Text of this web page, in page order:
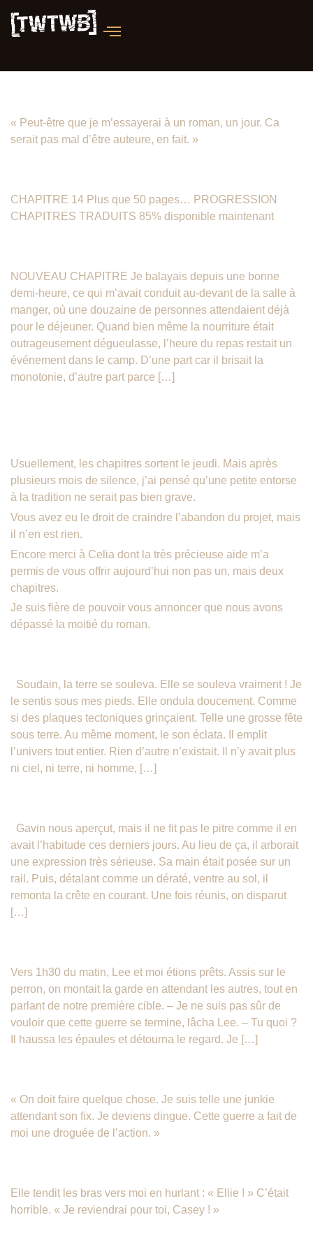
« Peut-être que je m’essayerai à un roman, un jour. Ca
serait pas mal d’être auteure, en fait. »
CHAPITRE 14 Plus que 50 pages… PROGRESSION
CHAPITRES TRADUITS 85% disponible maintenant
NOUVEAU CHAPITRE Je balayais depuis une bonne
demi-heure, ce qui m’avait conduit au-devant de la salle à
manger, où une douzaine de personnes attendaient déjà
pour le déjeuner. Quand bien même la nourriture était
outrageusement dégueulasse, l’heure du repas restait un
événement dans le camp. D’une part car il brisait la
monotonie, d’autre part parce […]
Usuellement, les chapitres sortent le jeudi. Mais après
plusieurs mois de silence, j’ai pensé qu’une petite entorse
à la tradition ne serait pas bien grave.
Vous avez eu le droit de craindre l’abandon du projet, mais
il n’en est rien.
Encore merci à Celia dont la très précieuse aide m’a
permis de vous offrir aujourd’hui non pas un, mais deux
chapitres.
Je suis fière de pouvoir vous annoncer que nous avons
dépassé la moitié du roman.
Soudain, la terre se souleva. Elle se souleva vraiment ! Je
le sentis sous mes pieds. Elle ondula doucement. Comme
si des plaques tectoniques grinçaient. Telle une grosse fête
sous terre. Au même moment, le son éclata. Il emplit
l’univers tout entier. Rien d’autre n’existait. Il n’y avait plus
ni ciel, ni terre, ni homme, […]
Gavin nous aperçut, mais il ne fit pas le pitre comme il en
avait l’habitude ces derniers jours. Au lieu de ça, il arborait
une expression très sérieuse. Sa main était posée sur un
rail. Puis, détalant comme un dératé, ventre au sol, il
remonta la crête en courant. Une fois réunis, on disparut
[…]
Vers 1h30 du matin, Lee et moi étions prêts. Assis sur le
perron, on montait la garde en attendant les autres, tout en
parlant de notre première cible. – Je ne suis pas sûr de
vouloir que cette guerre se termine, lâcha Lee. – Tu quoi ?
Il haussa les épaules et détourna le regard. Je […]
« On doit faire quelque chose. Je suis telle une junkie
attendant son fix. Je deviens dingue. Cette guerre a fait de
moi une droguée de l’action. »
Elle tendit les bras vers moi en hurlant : « Ellie ! » C’était
horrible. « Je reviendrai pour toi, Casey ! »